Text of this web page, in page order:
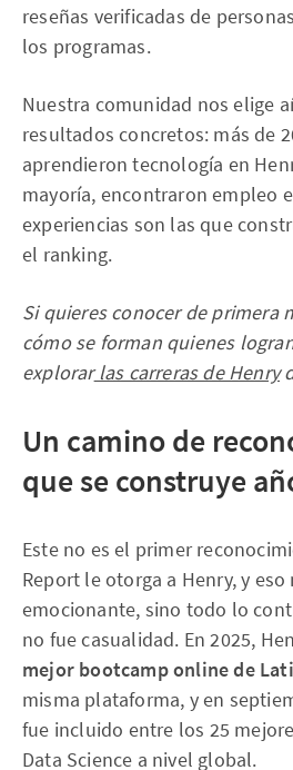
reseñas verificadas de
los programas.
Nuestra comunidad nos elige
resultados concretos: más de
aprendieron tecnología en
mayoría, encontraron empleo
experiencias son las que
el ranking.
Si quieres conocer de primera
cómo se forman quienes
explorarlas carreras de Henry
Un camino de
que se construye
Este no es el primer
Report le otorga a Henry, y
emocionante, sino todo lo
no fue casualidad. En 2025,
mejor bootcamp online de
misma plataforma, y en
fue incluido entre los 25
Data Science a nivel global.